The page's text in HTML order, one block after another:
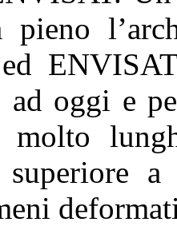
pieno
oggi e
molto
superiore